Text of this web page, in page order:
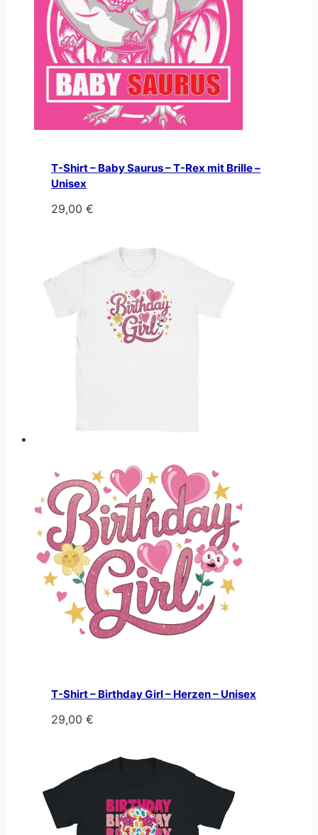
T-Shirt – Baby Saurus – T-Rex mit Brille –
Unisex
29,00 €
T-Shirt – Birthday Girl – Herzen – Unisex
29,00 €